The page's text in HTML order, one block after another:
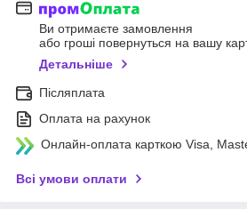
Ви отримаєте замовлення
або гроші повернуться на вашу
Детальніше
Післяплата
Оплата на рахунок
Онлайн-оплата карткою Visa,
Всі умови оплати